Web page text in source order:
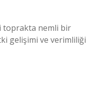
toprakta nemli bir
gelişimi ve verimliliği